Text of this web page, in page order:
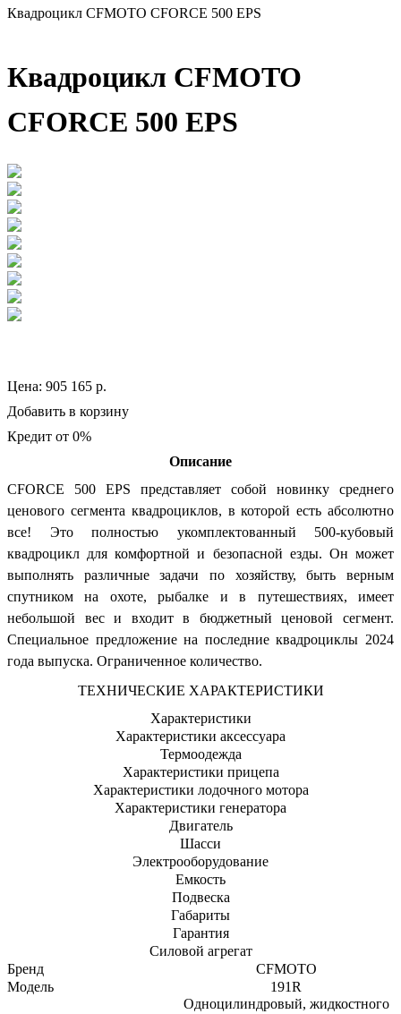
Квадроцикл CFMOTO CFORCE 500 EPS
Квадроцикл CFMOTO
CFORCE 500 EPS
Цена: 905 165 р.
Добавить в корзину
Кредит от 0%
Описание
CFORCE 500 EPS представляет собой новинку среднего
ценового сегмента квадроциклов, в которой есть абсолютно
все! Это полностью укомплектованный 500-кубовый
квадроцикл для комфортной и безопасной езды. Он может
выполнять различные задачи по хозяйству, быть верным
спутником на охоте, рыбалке и в путешествиях, имеет
небольшой вес и входит в бюджетный ценовой сегмент.
Специальное предложение на последние квадроциклы 2024
года выпуска. Ограниченное количество.
ТЕХНИЧЕСКИЕ ХАРАКТЕРИСТИКИ
Характеристики
Характеристики аксессуара
Термоодежда
Характеристики прицепа
Характеристики лодочного мотора
Характеристики генератора
Двигатель
Шасси
Электрооборудование
Емкость
Подвеска
Габариты
Гарантия
Силовой агрегат
Бренд
CFMOTO
Модель
191R
Одноцилиндровый, жидкостного